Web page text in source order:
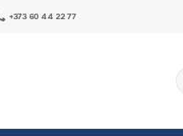
+373 60 44 22 77